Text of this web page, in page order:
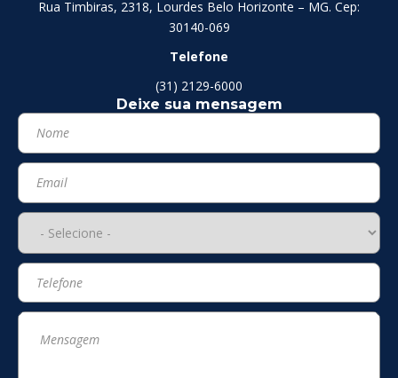
Rua Timbiras, 2318, Lourdes Belo Horizonte – MG. Cep:
30140-069
Telefone
(31) 2129-6000
Deixe sua mensagem